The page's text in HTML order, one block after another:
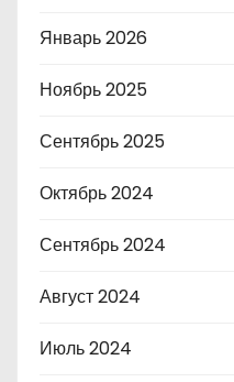
Январь 2026
Ноябрь 2025
Сентябрь 2025
Октябрь 2024
Сентябрь 2024
Август 2024
Июль 2024